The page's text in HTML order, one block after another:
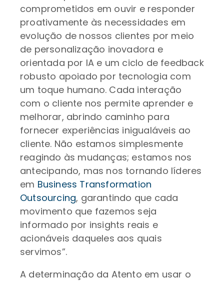
comprometidos em ouvir e responder
proativamente às necessidades em
evolução de nossos clientes por meio
de personalização inovadora e
orientada por IA e um ciclo de feedback
robusto apoiado por tecnologia com
um toque humano. Cada interação
com o cliente nos permite aprender e
melhorar, abrindo caminho para
fornecer experiências inigualáveis ao
cliente. Não estamos simplesmente
reagindo às mudanças; estamos nos
antecipando, mas nos tornando líderes
em Business Transformation
Outsourcing, garantindo que cada
movimento que fazemos seja
informado por insights reais e
acionáveis daqueles aos quais
servimos”.
A determinação da Atento em usar o